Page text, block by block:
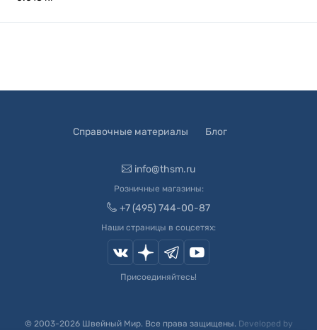
Справочные материалы Блог
info@thsm.ru
Розничные магазины:
+7 (495) 744-00-87
Наши страницы в соцсетях:
Присоединяйтесь!
© 2003-2026Швейный Мир. Все права защищены. Developed by